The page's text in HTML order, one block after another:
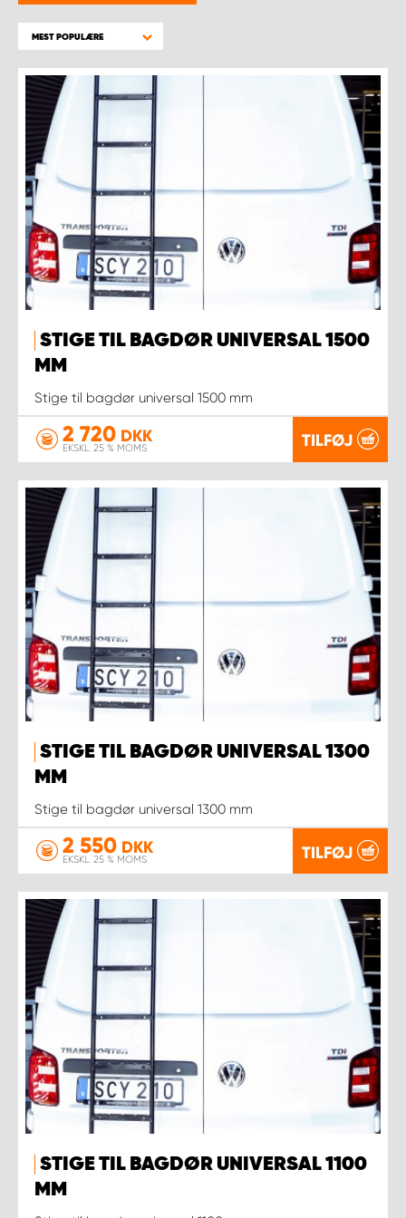
MEST POPULÆRE
STIGE TIL BAGDØR UNIVERSAL 1500
MM
Stige til bagdør universal 1500 mm
2 720 DKK
EKSKL. 25 % MOMS TILFØJ
STIGE TIL BAGDØR UNIVERSAL 1300
MM
Stige til bagdør universal 1300 mm
2 550 DKK
EKSKL. 25 % MOMS TILFØJ
STIGE TIL BAGDØR UNIVERSAL 1100
MM